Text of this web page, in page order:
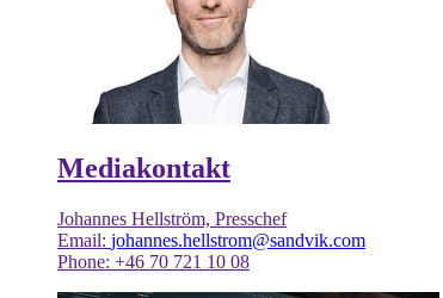
Mediakontakt
Johannes Hellström, Presschef
Email: johannes.hellstrom@sandvik.com
Phone: +46 70 721 10 08